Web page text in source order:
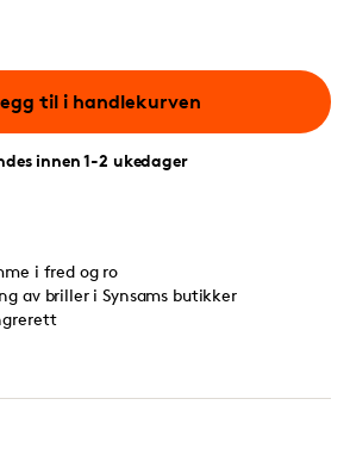
til i handlekurven
innen 1-2 ukedager
i fred og ro
av briller i Synsams butikker